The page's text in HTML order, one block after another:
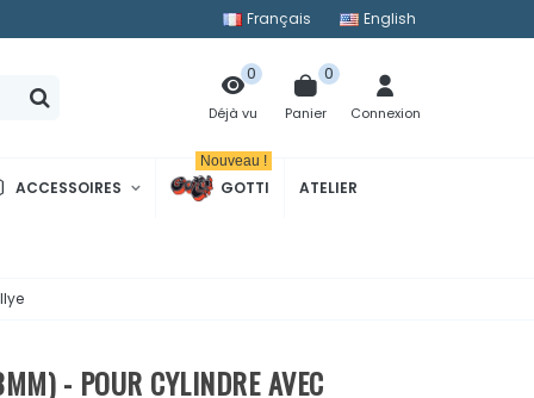
Français English
Déjà vu
0
Panier
0
Connexion
ACCESSOIRES GOTTI
Nouveau !
ATELIER
- POUR CYLINDRE AVEC